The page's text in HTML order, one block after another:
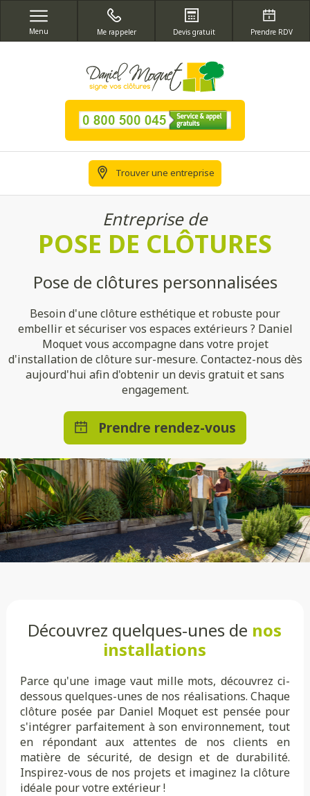
Menu Me rappeler Devis gratuit Prendre RDV
Trouver une entreprise
Entreprise de
POSE DE CLÔTURES
Pose de clôtures personnalisées
Besoin d'une clôture esthétique et robuste pour
embellir et sécuriser vos espaces extérieurs ? Daniel
Moquet vous accompagne dans votre projet
d'installation de clôture sur-mesure. Contactez-nous dès
aujourd'hui afin d'obtenir un devis gratuit et sans
engagement.
Prendre rendez-vous
Découvrez quelques-unes de nos
installations
Parce qu'une image vaut mille mots, découvrez ci-
dessous quelques-unes de nos réalisations. Chaque
clôture posée par Daniel Moquet est pensée pour
s'intégrer parfaitement à son environnement, tout
en répondant aux attentes de nos clients en
matière de sécurité, de design et de durabilité.
Inspirez-vous de nos projets et imaginez la clôture
idéale pour votre extérieur !